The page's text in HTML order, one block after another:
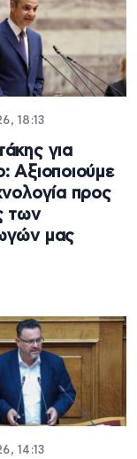
18:13
για
Αξιοποιούμε
προς
των
μας
14:13